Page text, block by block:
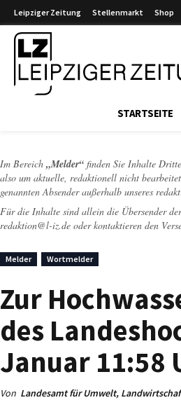
Leipziger Zeitung Stellenmarkt Shop
STARTSEITE
Im Bereich „Melder“ finden Sie Inhalte
also um aktuelle, redaktionell nicht
genannten Absender außerhalb unseres
Für die Inhalte sind allein die Übersender
redaktion@l-iz.de oder kontaktieren den
Melder Wortmelder
Zur
des
Januar 11:58
Von Landesamt für Umwelt,